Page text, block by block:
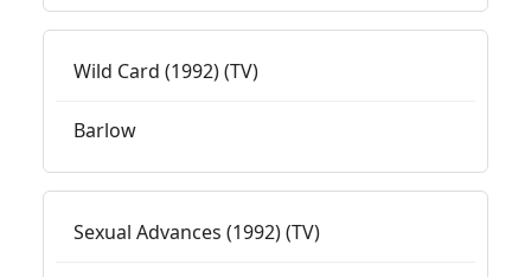
Wild Card (1992) (TV)
Barlow
Sexual Advances (1992) (TV)